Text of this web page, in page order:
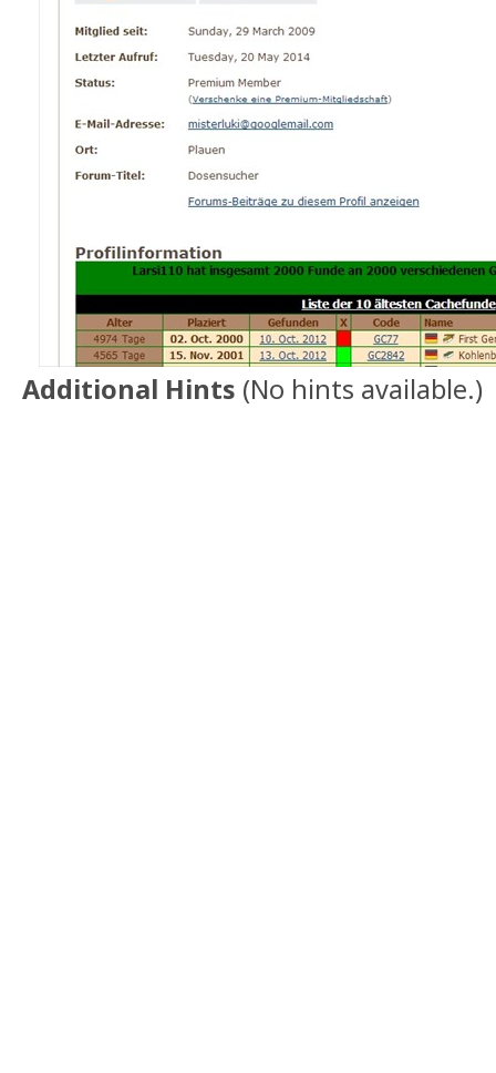
Additional Hints (No hints available.)